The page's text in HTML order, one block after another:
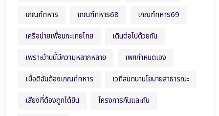
เกณฑ์ทหาร
เกณฑ์ทหาร68
เกณฑ์ทหาร69
เครือข่ายเพื่อนกะเทยไทย
เดินต่อไปด้วยกัน
เพราะบ้านนี้มีความหลากหลาย
เพศกำหนดเอง
เมื่อดิฉันต้องเกณฑ์ทหาร
เวทีสนทนานโยบายสาธารณะ
เสียงที่ต้องถูกได้ยิน
โครงการกันและกัน